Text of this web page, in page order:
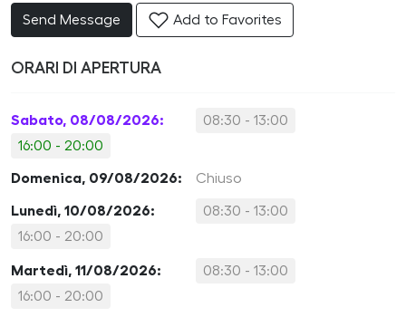
Send Message Add to Favorites
ORARI DI APERTURA
Sabato, 08/08/2026:
08:30 - 13:00
16:00 - 20:00
Domenica, 09/08/2026: Chiuso
Lunedì, 10/08/2026:
08:30 - 13:00
16:00 - 20:00
Martedì, 11/08/2026:
08:30 - 13:00
16:00 - 20:00